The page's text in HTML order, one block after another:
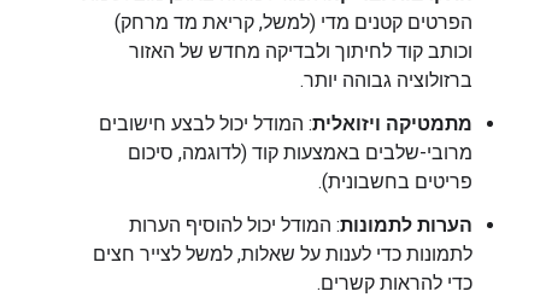
הפרטים קטנים מדי (למשל, קריאת מד מרחק)
וכותב קוד לחיתוך ולבדיקה מחדש של האזור
ברזולוציה גבוהה יותר.
מתמטיקה ויזואלית: המודל יכול לבצע חישובים
מרובי-שלבים באמצעות קוד (לדוגמה, סיכום
פריטים בחשבונית).
הערות לתמונות: המודל יכול להוסיף הערות
לתמונות כדי לענות על שאלות, למשל לצייר חצים
כדי להראות קשרים.